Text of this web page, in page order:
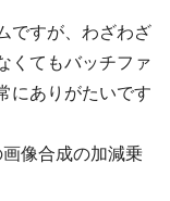
ですが、わざわざ
くてもバッチファ
にありがたいです
像合成の加減乗